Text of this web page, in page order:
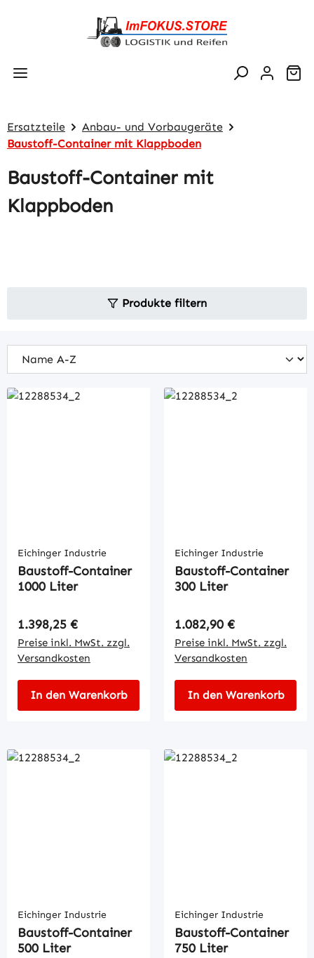
Zum Hauptinhalt springen
Ersatzteile
Anbau- und Vorbaugeräte
Baustoff-Container mit Klappboden
Baustoff-Container mit
Klappboden
Produkte filtern
Eichinger Industrie
Baustoff-Container
1000 Liter
Regulärer Preis:
1.398,25 €
Preise inkl. MwSt. zzgl.
Versandkosten
In den Warenkorb
Eichinger Industrie
Baustoff-Container
300 Liter
Regulärer Preis:
1.082,90 €
Preise inkl. MwSt. zzgl.
Versandkosten
In den Warenkorb
Eichinger Industrie
Baustoff-Container
500 Liter
Eichinger Industrie
Baustoff-Container
750 Liter